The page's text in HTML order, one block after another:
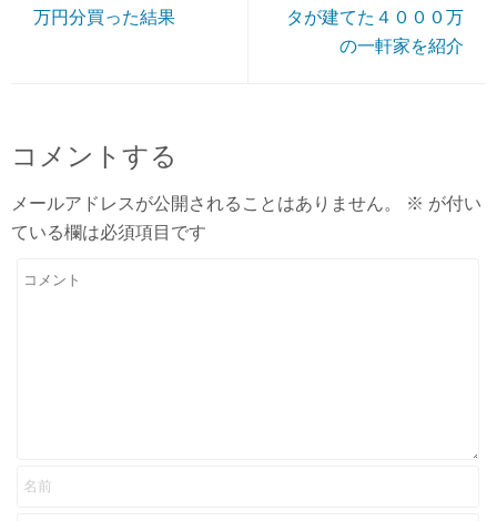
万円分買った結果
タが建てた４０００万
の一軒家を紹介
コメントする
メールアドレスが公開されることはありません。 ※ が付い
ている欄は必須項目です